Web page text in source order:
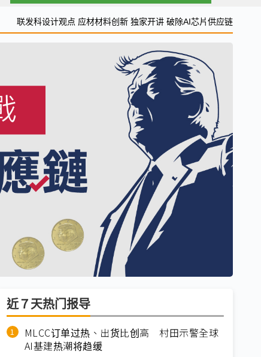
联发科设计观点 应材材料创新 独家开讲 破除AI芯片供应链
近７天热门报导
MLCC订单过热、出货比创高 村田示警全球
AI基建热潮将趋缓